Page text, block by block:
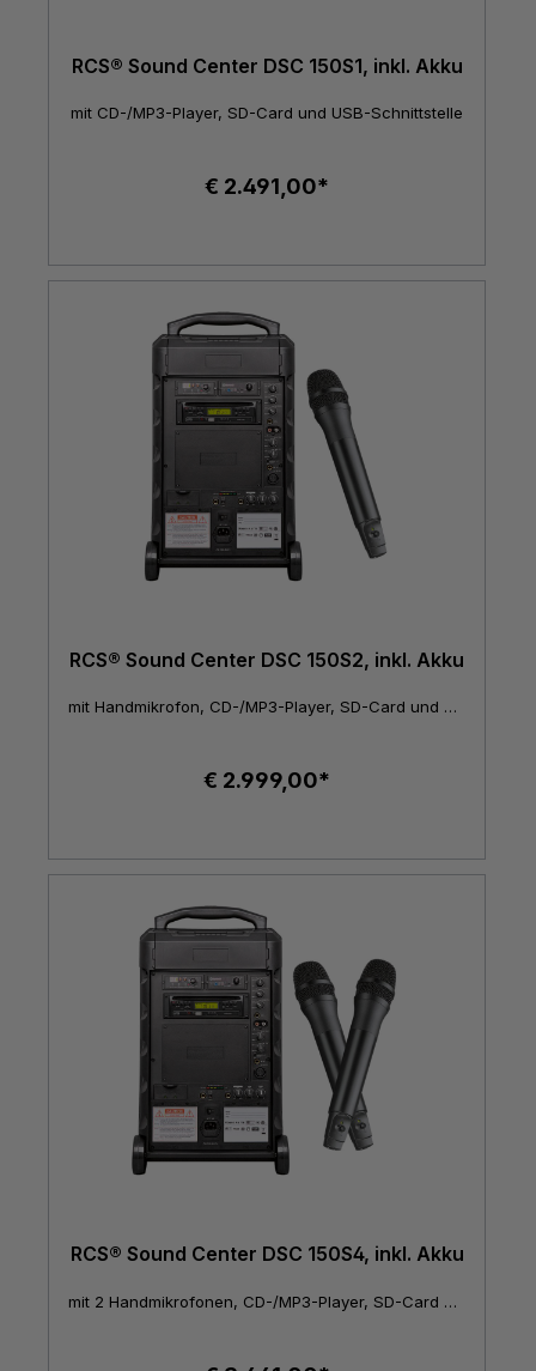
RCS® Sound Center DSC 150S1, inkl. Akku
mit CD-/MP3-Player, SD-Card und USB-Schnittstelle
€ 2.491,00*
RCS® Sound Center DSC 150S2, inkl. Akku
mit Handmikrofon, CD-/MP3-Player, SD-Card und USB-Schnittstelle
€ 2.999,00*
RCS® Sound Center DSC 150S4, inkl. Akku
mit 2 Handmikrofonen, CD-/MP3-Player, SD-Card und USB-Schnittstelle